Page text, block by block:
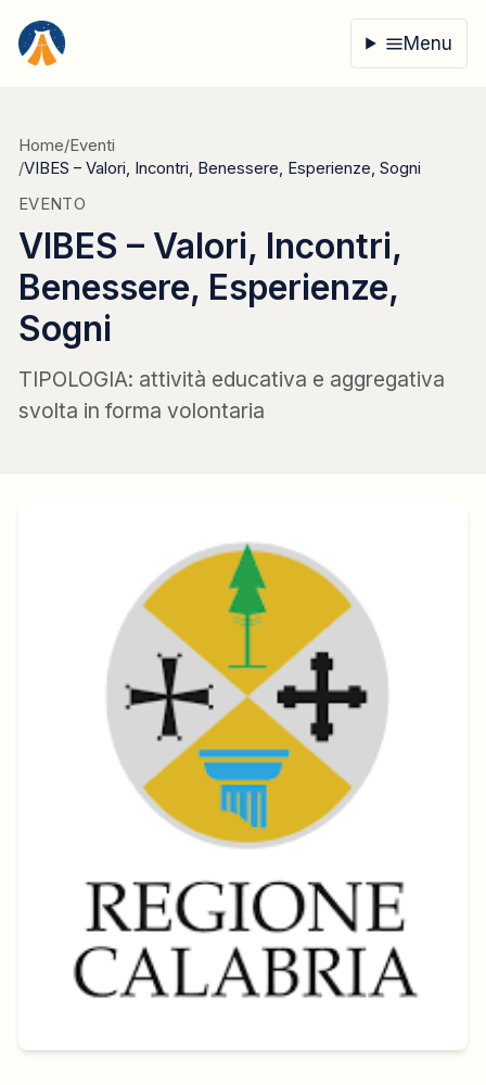
Menu
Home/Eventi
/VIBES – Valori, Incontri, Benessere, Esperienze, Sogni
EVENTO
VIBES – Valori, Incontri,
Benessere, Esperienze,
Sogni
TIPOLOGIA: attività educativa e aggregativa
svolta in forma volontaria